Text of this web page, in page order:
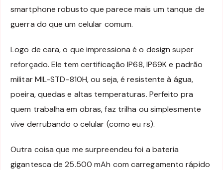
smartphone robusto que parece mais um tanque de
guerra do que um celular comum.
Logo de cara, o que impressiona é o design super
reforçado. Ele tem certificação IP68, IP69K e padrão
militar MIL-STD-810H, ou seja, é resistente à água,
poeira, quedas e altas temperaturas. Perfeito pra
quem trabalha em obras, faz trilha ou simplesmente
vive derrubando o celular (como eu rs).
Outra coisa que me surpreendeu foi a bateria
gigantesca de 25.500 mAh com carregamento rápido